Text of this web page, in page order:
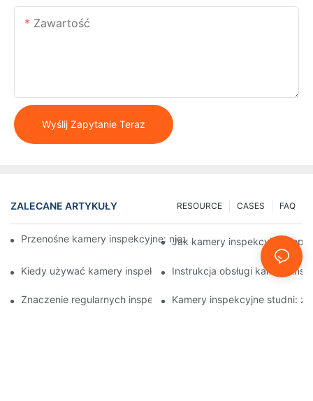
Zawartość
Wyślij Zapytanie Teraz
ZALECANE ARTYKUŁY FAQ
CASES
RESOURCE
Przenośne kamery inspekcyjne: niezbędne narzędzia dla
Jak kamery inspekcyjne
Kiedy używać kamery inspekcyjnej do studni: kluczowe
Instrukcja obsługi kamery
Znaczenie regularnych inspekcji studni za pomocą
Kamery inspekcyjne studni: